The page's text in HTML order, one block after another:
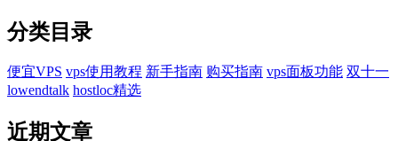
分类目录
便宜VPS vps使用教程 新手指南 购买指南 vps面板功能 双十一
lowendtalk hostloc精选
近期文章